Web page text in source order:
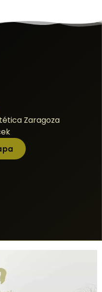
Zaragoza